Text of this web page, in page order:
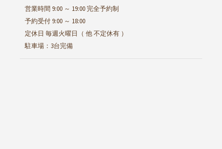
営業時間 9:00 ～ 19:00 完全予約制
予約受付 9:00 ～ 18:00
定休日 毎週火曜日（ 他 不定休有 ）
駐車場：3台完備